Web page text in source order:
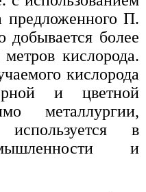
предложенного П.
более
кислорода.
кислорода
и цветной
металлургии,
в
и